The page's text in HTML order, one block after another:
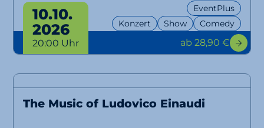
Konzert Show Comedy
EventPlus
10.10.
2026
20:00 Uhr ab 28,90 €
The Music of Ludovico Einaudi